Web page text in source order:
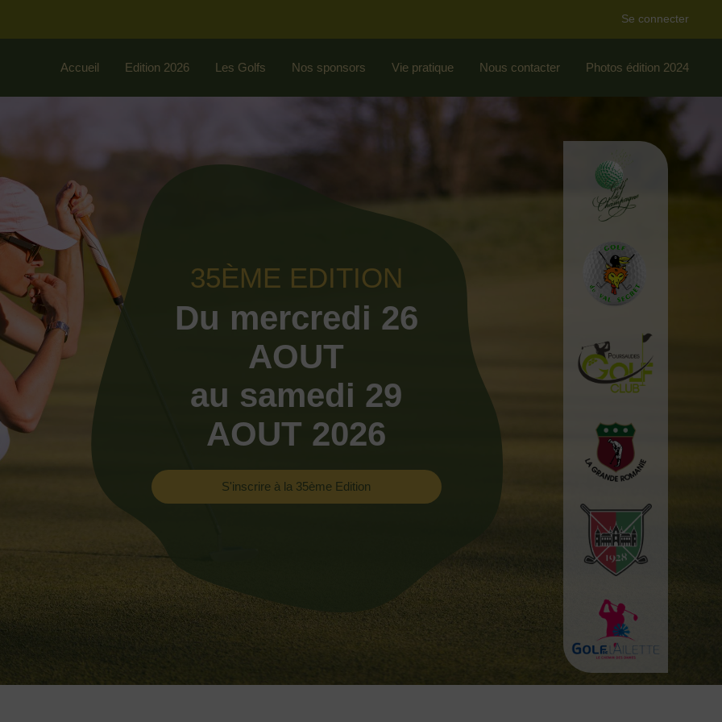
Se connecter
Accueil Edition 2026 Les Golfs Nos sponsors Vie pratique Nous contacter Photos édition 2024
35ÈME EDITION
Du mercredi 26
AOUT
au samedi 29
AOUT 2026
S'inscrire à la 35ème Edition